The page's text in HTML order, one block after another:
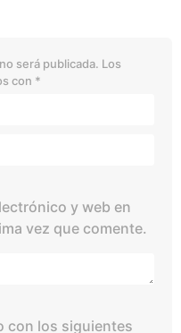
será publicada. Los
con *
y web en
vez que comente.
con los siguientes